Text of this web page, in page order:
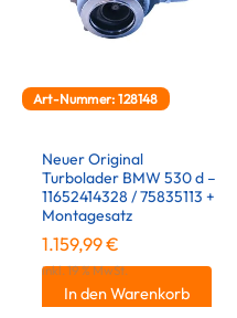
Art-Nummer: 128148
Neuer Original
Turbolader BMW 530 d –
11652414328 / 75835113 +
Montagesatz
1.159,99€
inkl. 19 % MwSt.
In den Warenkorb